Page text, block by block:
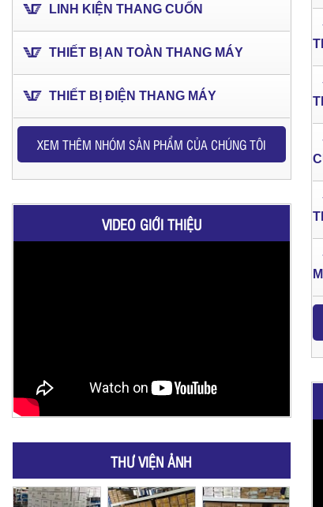
LINH KIỆN THANG CUỐN
THIẾT BỊ AN TOÀN THANG MÁY
THIẾT BỊ ĐIỆN THANG MÁY
XEM THÊM NHÓM SẢN PHẨM CỦA CHÚNG TÔI
VIDEO GIỚI THIỆU
THƯ VIỆN ẢNH